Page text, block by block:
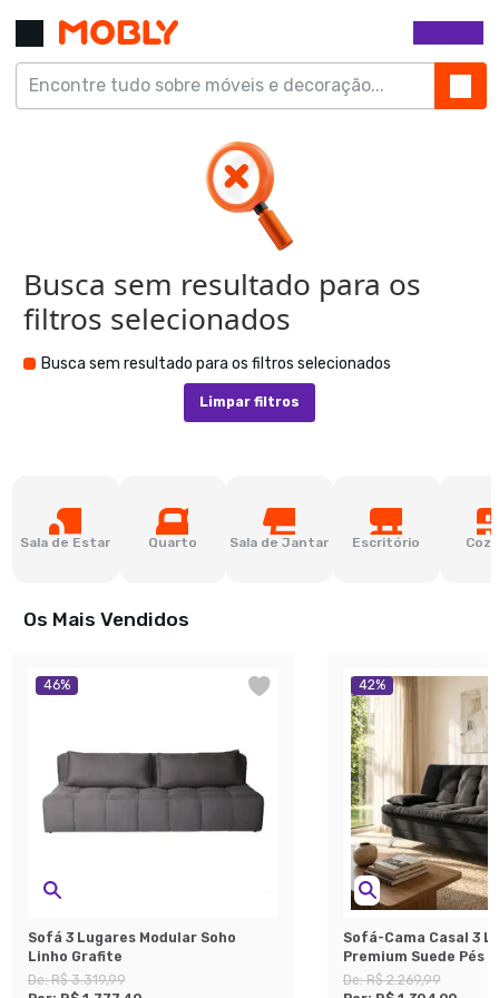
Busca sem resultado para os
filtros selecionados
Busca sem resultado para os filtros selecionados
Limpar filtros
Sala de Estar Quarto Sala de Jantar Escritório
Os Mais Vendidos
46%
Sofá 3 Lugares Modular Soho
Linho Grafite
De:R$ 3.319,99
42%
Sofá-Cama Casal 3
Premium Suede Pés
Preto
De:R$ 2.269,99